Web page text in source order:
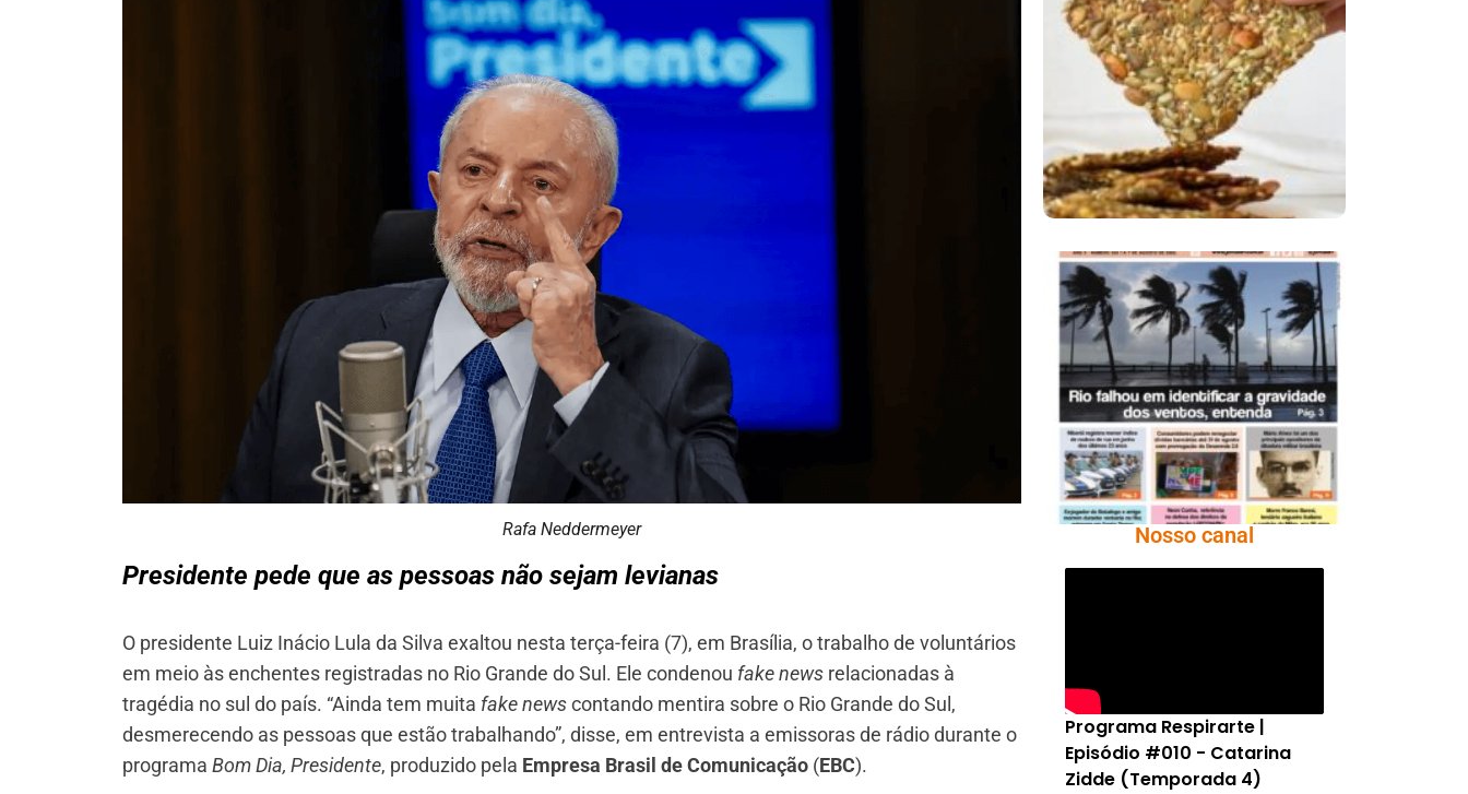
Rafa Neddermeyer
Presidente pede que as pessoas não sejam levianas
O presidente Luiz Inácio Lula da Silva exaltou nesta terça-feira (7), em Brasília, o trabalho de voluntários
em meio às enchentes registradas no Rio Grande do Sul. Ele condenou fake news relacionadas à
tragédia no sul do país. “Ainda tem muita fake newscontando mentira sobre o Rio Grande do Sul,
desmerecendo as pessoas que estão trabalhando”, disse, em entrevista a emissoras de rádio durante o
programa Bom Dia, Presidente, produzido pela Empresa Brasil de Comunicação (EBC).
Comer Bem: Cracker
De Sementes
Ano X – Número 366
01 A 07 De Agosto De
2026
Nosso canal
Programa Respirarte |
Episódio #010 - Catarina
Zidde (Temporada 4)